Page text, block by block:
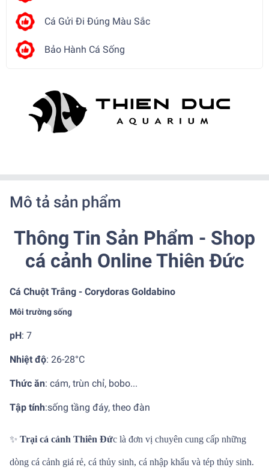
Cá Gửi Đi Đúng Màu Sắc
Bảo Hành Cá Sống
Mô tả sản phẩm
Thông Tin Sản Phẩm - Shop
cá cảnh Online Thiên Đức
Cá Chuột Trắng - Corydoras Goldabino
Môi trường sống
pH: 7
Nhiệt độ: 26-28°C
Thức ăn: cám, trùn chỉ, bobo...
Tập tính:sống tầng đáy, theo đàn
✨ Trại cá cảnh Thiên Đức là đơn vị chuyên cung cấp những
dòng cá cảnh giá rẻ, cá thủy sinh, cá nhập khẩu và tép thủy sinh.